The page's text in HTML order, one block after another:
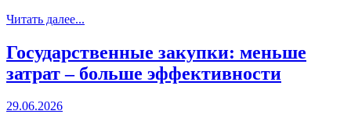
Читать далее...
Государственные закупки: меньше
затрат – больше эффективности
29.06.2026